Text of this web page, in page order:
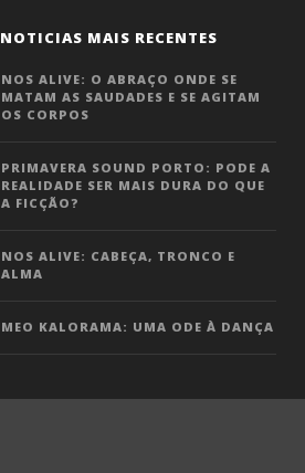
NOTICIAS MAIS RECENTES
NOS ALIVE: O ABRAÇO ONDE SE
MATAM AS SAUDADES E SE AGITAM
OS CORPOS
PRIMAVERA SOUND PORTO: PODE A
REALIDADE SER MAIS DURA DO QUE
A FICÇÃO?
NOS ALIVE: CABEÇA, TRONCO E
ALMA
MEO KALORAMA: UMA ODE À DANÇA